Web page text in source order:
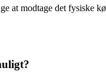
at modtage det